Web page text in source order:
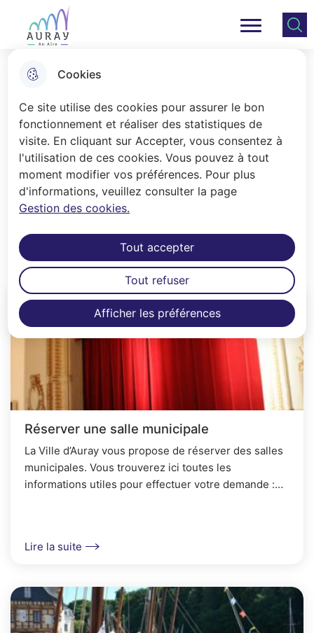
Cookies
Ce site utilise des cookies pour assurer le bon
fonctionnement et réaliser des statistiques de
visite. En cliquant sur Accepter, vous consentez à
l'utilisation de ces cookies. Vous pouvez à tout
moment modifier vos préférences. Pour plus
d'informations, veuillez consulter la page
Gestion des cookies.
Afficher les préférences
Tout accepter
Tout refuser
Aller
au
menu
Consulter
le plan
Ville Auray Menu principal
Accueil
Voici toutes les informations utiles
pour réserver une salle municipale,
s'inscrire à un événement du service,
organiser une manifestation ou faire
une demande de subventions.
Réserver une salle municipale
La Ville d’Auray vous propose de réserver des salles
municipales. Vous trouverez ici toutes les
informations utiles pour effectuer votre demande :
Lire la suite